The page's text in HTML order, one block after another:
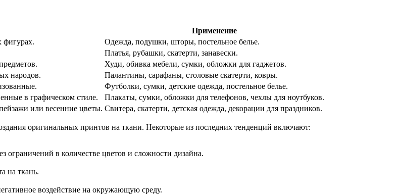
Применение
фигурах.
Одежда, подушки, шторы, постельное белье.
Платья, рубашки, скатерти, занавески.
Худи, обивка мебели, сумки, обложки для гаджетов.
народов.
Палантины, сарафаны, столовые скатерти, ковры.
Футболки, сумки, детские одежда, постельное белье.
в графическом стиле.
Плакаты, сумки, обложки для телефонов, чехлы для ноутбуков.
или весенние цветы. Свитера, скатерти, детская одежда, декорации для праздников.
оригинальных принтов на ткани. Некоторые из последних тенденций включают:
ограничений в количестве цветов и сложности дизайна.
на ткань.
воздействие на окружающую среду.